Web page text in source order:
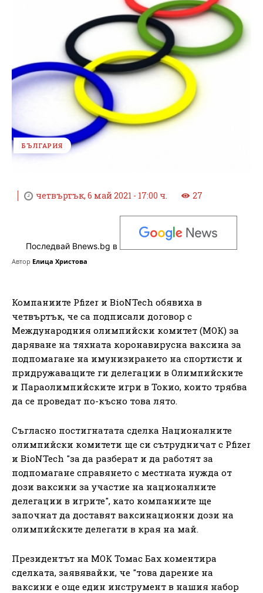
БЪЛГАРИЯ
четвъртък, 6 май 2021 - 17:00 ч. 27
Последвай Bnews.bg в
Автор Елица Христова
Компаниите Pfizer и BioNTech обявиха в
четвъртък, че са подписали договор с
Международния олимпийски комитет (МОК) за
даряване на тяхната коронавирусна ваксина за
подпомагане на имунизирането на спортисти и
придружаващите ги делегации в Олимпийските
и Параолимпийските игри в Токио, които трябва
да се проведат по-късно това лято.
Съгласно постигнатата сделка Националните
олимпийски комитети ще си сътрудничат с Pfizer
и BioNTech "за да разберат и да работят за
подпомагане справянето с местната нужда от
дози ваксини за участие на националните
делегации в игрите", като компаниите ще
започнат да доставят ваксинационни дози на
олимпийските делегати в края на май.
Президентът на МОК Томас Бах коментира
сделката, заявявайки, че "това дарение на
ваксини е още един инструмент в нашия набор